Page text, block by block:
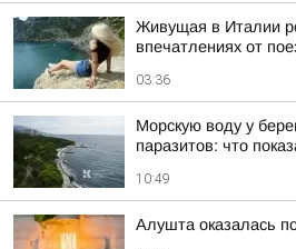
Живущая в Италии
впечатлениях от
03:36
Морскую воду у
паразитов: что
10:49
Алушта оказалась